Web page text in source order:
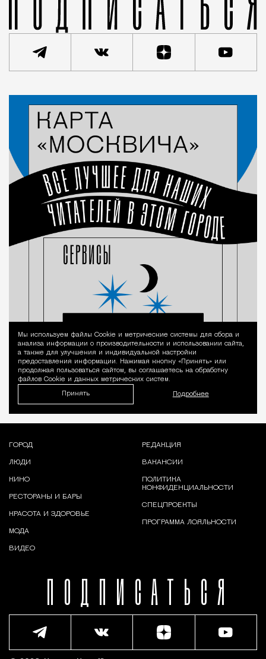
Уведомление
Мы используем файлы Сookie и метрические системы для сбора и
анализа информации о производительности и использовании сайта,
а также для улучшения и индивидуальной настройки
предоставления информации. Нажимая кнопку «Принять» или
продолжая пользоваться сайтом, вы соглашаетесь на обработку
файлов Cookie и данных метрических систем.
Принять Подробнее
ПОДПИСАТЬСЯ
ГОРОД
ЛЮДИ
КИНО
РЕСТОРАНЫ И БАРЫ
КРАСОТА И ЗДОРОВЬЕ
МОДА
ВИДЕО
РЕДАКЦИЯ
ВАКАНСИИ
ПОЛИТИКА
КОНФИДЕНЦИАЛЬНОСТИ
СПЕЦПРОЕКТЫ
ПРОГРАММА ЛОЯЛЬНОСТИ